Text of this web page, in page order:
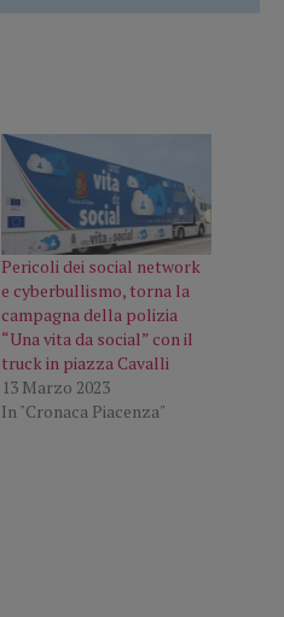
Pericoli dei social network
e cyberbullismo, torna la
campagna della polizia
“Una vita da social” con il
truck in piazza Cavalli
13 Marzo 2023
In "Cronaca Piacenza"